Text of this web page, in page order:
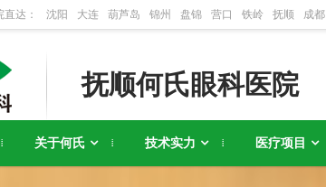
达： 沈阳 大连 葫芦岛 锦州 盘锦 营口 铁岭 抚顺 成都
抚顺何氏眼科医院
关于何氏 技术实力 医疗项目